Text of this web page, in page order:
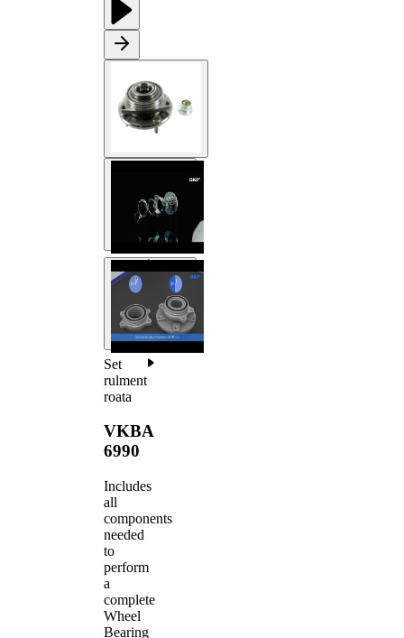
Set
rulment
roata
VKBA
6990
Includes
all
components
needed
to
perform
a
complete
Wheel
Bearing